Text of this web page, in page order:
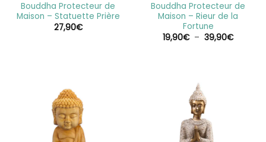
Bouddha Protecteur de
Maison – Statuette Prière
27,90€
Bouddha Protecteur de
Maison – Rieur de la
Fortune
19,90€ – 39,90€Plage